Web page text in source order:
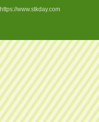
https://www.stkday.com